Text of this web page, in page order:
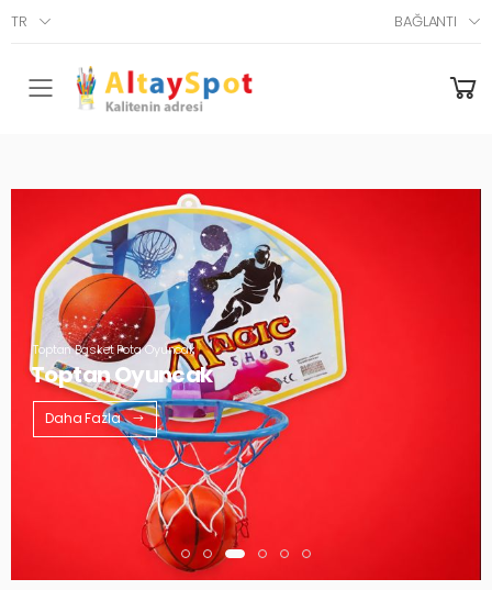
TR BAĞLANTI
Menü
Toptan Basket Pota Oyuncak
Toptan Oyuncak
Daha Fazla